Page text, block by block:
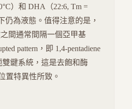
）和 DHA（22:6, Tm =
仍為液態。值得注意的是，
間通常間隔一個亞甲基
pattern，即 1,4-pentadiene
鍵系統，這是去飽和酶
位置特異性所致。